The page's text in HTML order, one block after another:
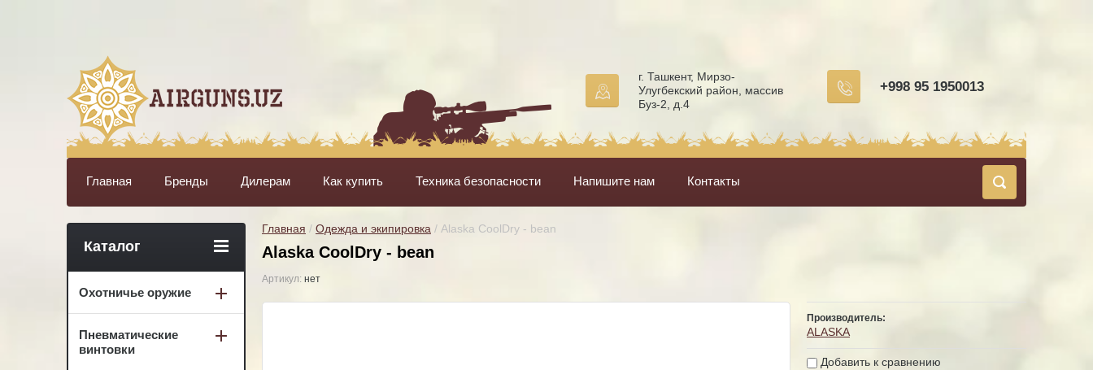
+998 95 1950013
г. Ташкент, Мирзо-
Улугбекский район, массив
Буз-2, д.4
Главная Бренды Дилерам Как купить Техника безопасности Напишите нам Контакты
Главная / Одежда и экипировка / Alaska CoolDry - bean
Alaska CoolDry - bean
Артикул: нет
Производитель:
ALASKA
Добавить к сравнению
Каталог
Охотничье оружие
Пневматические
винтовки